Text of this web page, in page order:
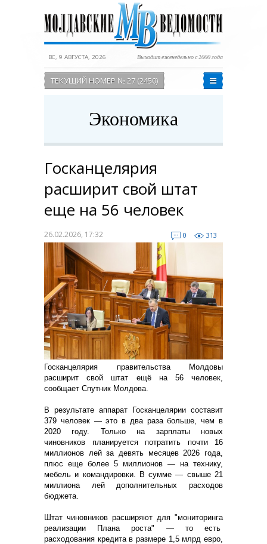
ВС, 9 АВГУСТА, 2026 Выходит еженедельно с 2000 года
ТЕКУЩИЙ НОМЕР № 27 (2450)
Экономика
Госканцелярия
расширит свой штат
еще на 56 человек
26.02.2026, 17:32 0 313
Госканцелярия правительства Молдовы
расширит свой штат ещё на 56 человек,
сообщает Спутник Молдова.
В результате аппарат Госканцелярии составит
379 человек — это в два раза больше, чем в
2020 году. Только на зарплаты новых
чиновников планируется потратить почти 16
миллионов лей за девять месяцев 2026 года,
плюс еще более 5 миллионов — на технику,
мебель и командировки. В сумме — свыше 21
миллиона лей дополнительных расходов
бюджета.
Штат чиновников расширяют для "мониторинга
реализации Плана роста" — то есть
расходования кредита в размере 1,5 млрд евро,